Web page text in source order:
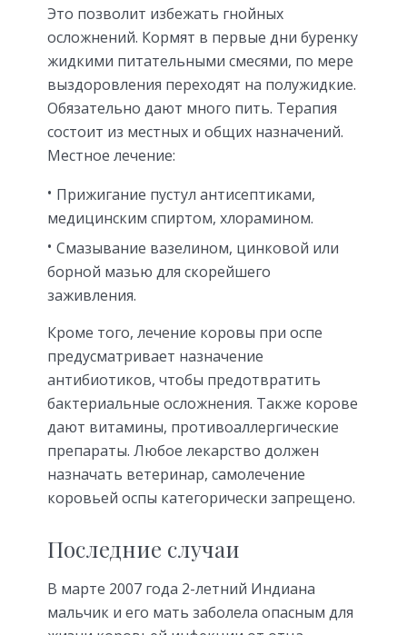
Это позволит избежать гнойных
осложнений. Кормят в первые дни буренку
жидкими питательными смесями, по мере
выздоровления переходят на полужидкие.
Обязательно дают много пить. Терапия
состоит из местных и общих назначений.
Местное лечение:
Прижигание пустул антисептиками,
медицинским спиртом, хлорамином.
Смазывание вазелином, цинковой или
борной мазью для скорейшего
заживления.
Кроме того, лечение коровы при оспе
предусматривает назначение
антибиотиков, чтобы предотвратить
бактериальные осложнения. Также корове
дают витамины, противоаллергические
препараты. Любое лекарство должен
назначать ветеринар, самолечение
коровьей оспы категорически запрещено.
Последние случаи
В марте 2007 года 2-летний Индиана
мальчик и его мать заболела опасным для